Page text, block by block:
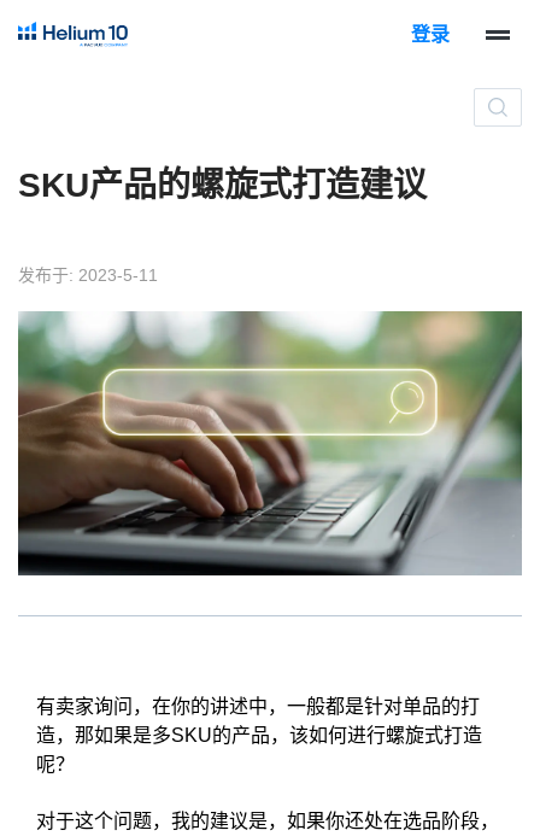
登录
SKU产品的螺旋式打造建议
发布于: 2023-5-11
有卖家询问，在你的讲述中，一般都是针对单品的打
造，那如果是多SKU的产品，该如何进行螺旋式打造
呢？
对于这个问题，我的建议是，如果你还处在选品阶段，